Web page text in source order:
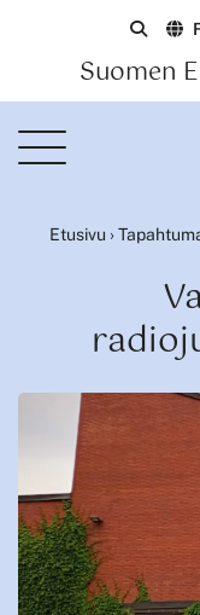
Suomen
Etusivu ›